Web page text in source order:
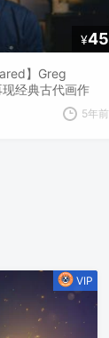
¥45
】Greg
经典古代画作
5年前